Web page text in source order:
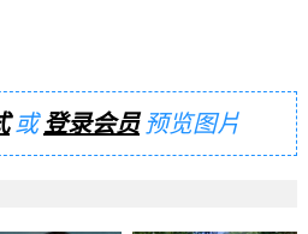
或登录会员预览图片